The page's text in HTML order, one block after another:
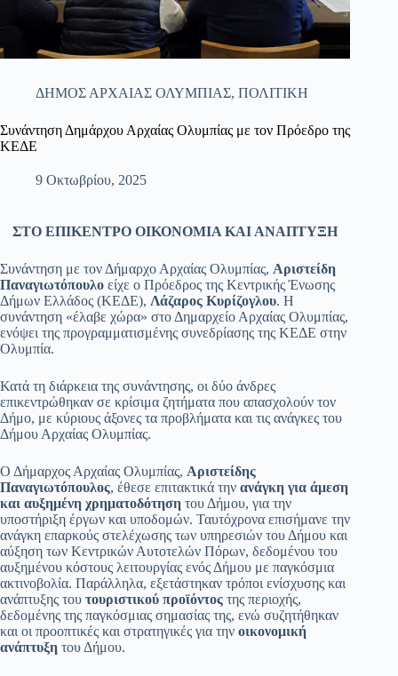
ΔΗΜΟΣ ΑΡΧΑΙΑΣ ΟΛΥΜΠΙΑΣ, ΠΟΛΙΤΙΚΗ
Συνάντηση Δημάρχου Αρχαίας Ολυμπίας με τον Πρόεδρο της
ΚΕΔΕ
9 Οκτωβρίου, 2025
ΣΤΟ ΕΠΙΚΕΝΤΡΟ ΟΙΚΟΝΟΜΙΑ ΚΑΙ ΑΝΑΠΤΥΞΗ
​Συνάντηση με τον Δήμαρχο Αρχαίας Ολυμπίας, Αριστείδη
Παναγιωτόπουλο είχε ο Πρόεδρος της Κεντρικής Ένωσης
Δήμων Ελλάδος (ΚΕΔΕ), Λάζαρος Κυρίζογλου. ​Η
συνάντηση «έλαβε χώρα» στο Δημαρχείο Αρχαίας Ολυμπίας,
ενόψει της προγραμματισμένης συνεδρίασης της ΚΕΔΕ στην
Ολυμπία.
​Κατά τη διάρκεια της συνάντησης, οι δύο άνδρες
επικεντρώθηκαν σε κρίσιμα ζητήματα που απασχολούν τον
Δήμο, με κύριους άξονες τα προβλήματα και τις ανάγκες του
Δήμου Αρχαίας Ολυμπίας.
Ο Δήμαρχος Αρχαίας Ολυμπίας, Αριστείδης
Παναγιωτόπουλος, έθεσε επιτακτικά την ανάγκη για άμεση
και αυξημένη χρηματοδότηση του Δήμου, για την
υποστήριξη έργων και υποδομών. Ταυτόχρονα επισήμανε την
ανάγκη επαρκούς στελέχωσης των υπηρεσιών του Δήμου και
αύξηση των Κεντρικών Αυτοτελών Πόρων, δεδομένου του
αυξημένου κόστους λειτουργίας ενός Δήμου με παγκόσμια
ακτινοβολία. Παράλληλα, εξετάστηκαν τρόποι ενίσχυσης και
ανάπτυξης του τουριστικού προϊόντος της περιοχής,
δεδομένης της παγκόσμιας σημασίας της, ενώ συζητήθηκαν
και οι προοπτικές και στρατηγικές για την οικονομική
ανάπτυξη του Δήμου.